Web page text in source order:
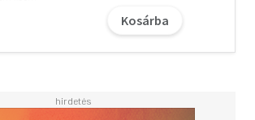
vonzalom anatómiáját. Egy olyan
kérdésekre
Kosárba